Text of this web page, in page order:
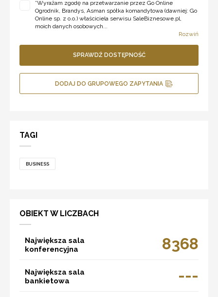
*Wyrażam zgodę na przetwarzanie przez Go Online
Ogrodnik, Brandys, Asman spółka komandytowa (dawniej: Go
Online sp. z o.o.) właściciela serwisu SaleBiznesowe.pl,
moich danych osobowych...
Rozwiń
SPRAWDŹ DOSTĘPNOŚĆ
DODAJ DO GRUPOWEGO ZAPYTANIA
TAGI
BUSINESS
OBIEKT W LICZBACH
Największa sala
konferencyjna
8368
Największa sala
bankietowa
---